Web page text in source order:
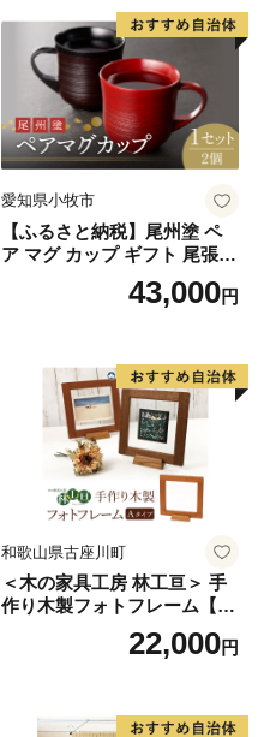
愛知県小牧市
【ふるさと納税】尾州塗 ペ
ア マグ カップ ギフト 尾張漆
漆 漆器 漆器工芸 工芸品 芸術
性 実用性 抗菌性 美味しく安
抗ウイルス効果 お取り寄せ
愛知県 小牧市 送料無料
43,000円
和歌山県古座川町
＜木の家具工房 林工亘＞ 手
作り木製フォトフレーム【A
22,000円